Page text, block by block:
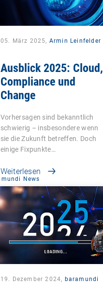
05. März 2025, Armin Leinfelder
Ausblick 2025: Cloud,
Compliance und
Change
Vorhersagen sind bekanntlich
schwierig – insbesondere wenn
sie die Zukunft betreffen. Doch
einige Fixpunkte…
Weiterlesen
News
19. Dezember 2024, baramundi